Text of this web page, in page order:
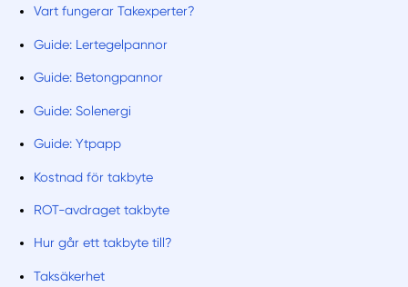
Vart fungerar Takexperter?
Guide: Lertegelpannor
Guide: Betongpannor
Guide: Solenergi
Guide: Ytpapp
Kostnad för takbyte
ROT-avdraget takbyte
Hur går ett takbyte till?
Taksäkerhet